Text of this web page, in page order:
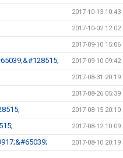
2017-10-13 10:43
2017-10-02 12:02
2017-09-10 15:06
2017-09-10 09:42
2017-08-31 20:19
2017-08-26 05:39
2017-08-15 20:10
2017-08-12 10:09
2017-08-10 20:19